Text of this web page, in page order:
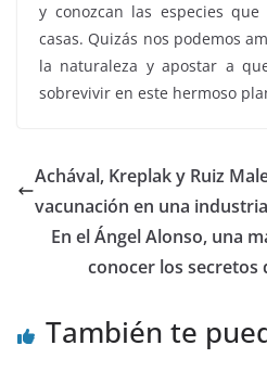
y conozcan las especies
casas. Quizás nos podemos
la naturaleza y apostar a
sobrevivir en este hermoso
Achával, Kreplak y Ruiz
vacunación en una
En el Ángel Alonso, una
conocer los secretos
También te